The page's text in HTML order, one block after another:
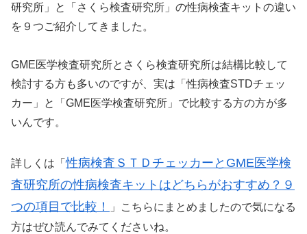
研究所」と「さくら検査研究所」の性病検査キットの違い
を９つご紹介してきました。
GME医学検査研究所とさくら検査研究所は結構比較して
検討する方も多いのですが、実は「性病検査STDチェッ
カー」と「GME医学検査研究所」で比較する方の方が多
いんです。
詳しくは「性病検査ＳＴＤチェッカーとGME医学検
査研究所の性病検査キットはどちらがおすすめ？９
つの項目で比較！
」こちらにまとめましたので気になる
方はぜひ読んでみてくださいね。